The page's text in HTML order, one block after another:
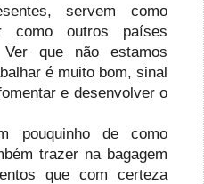
servem como
como outros países
que não estamos
é muito bom, sinal
e desenvolver o
pouquinho de como
trazer na bagagem
que com certeza